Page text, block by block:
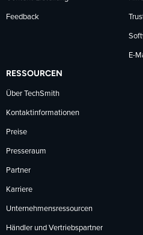
Feedback
E-
RESSOURCEN
Über TechSmith
Kontaktinformationen
Preise
Presseraum
Partner
Karriere
Unternehmensressourcen
Händler und Vertriebspartner